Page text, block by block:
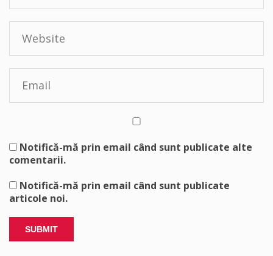
Notifică-mă prin email când sunt publicate alte
comentarii.
Notifică-mă prin email când sunt publicate
articole noi.